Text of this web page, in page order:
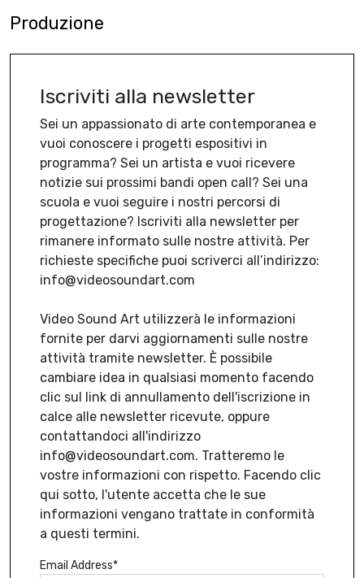
Produzione
Iscriviti alla newsletter
Sei un appassionato di arte contemporanea e
vuoi conoscere i progetti espositivi in
programma? Sei un artista e vuoi ricevere
notizie sui prossimi bandi open call? Sei una
scuola e vuoi seguire i nostri percorsi di
progettazione? Iscriviti alla newsletter per
rimanere informato sulle nostre attività. Per
richieste specifiche puoi scriverci all’indirizzo:
info@videosoundart.com
Video Sound Art utilizzerà le informazioni
fornite per darvi aggiornamenti sulle nostre
attività tramite newsletter. È possibile
cambiare idea in qualsiasi momento facendo
clic sul link di annullamento dell'iscrizione in
calce alle newsletter ricevute, oppure
contattandoci all'indirizzo
info@videosoundart.com. Tratteremo le
vostre informazioni con rispetto. Facendo clic
qui sotto, l'utente accetta che le sue
informazioni vengano trattate in conformità
a questi termini.
Email Address*